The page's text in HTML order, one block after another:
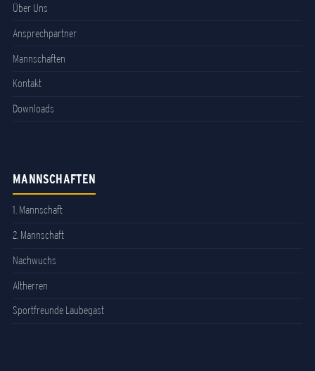
Über Uns
Ansprechpartner
Mannschaften
Kontakt
Downloads
MANNSCHAFTEN
1. Mannschaft
2. Mannschaft
Nachwuchs
Altherren
Sportfreunde Laubegast